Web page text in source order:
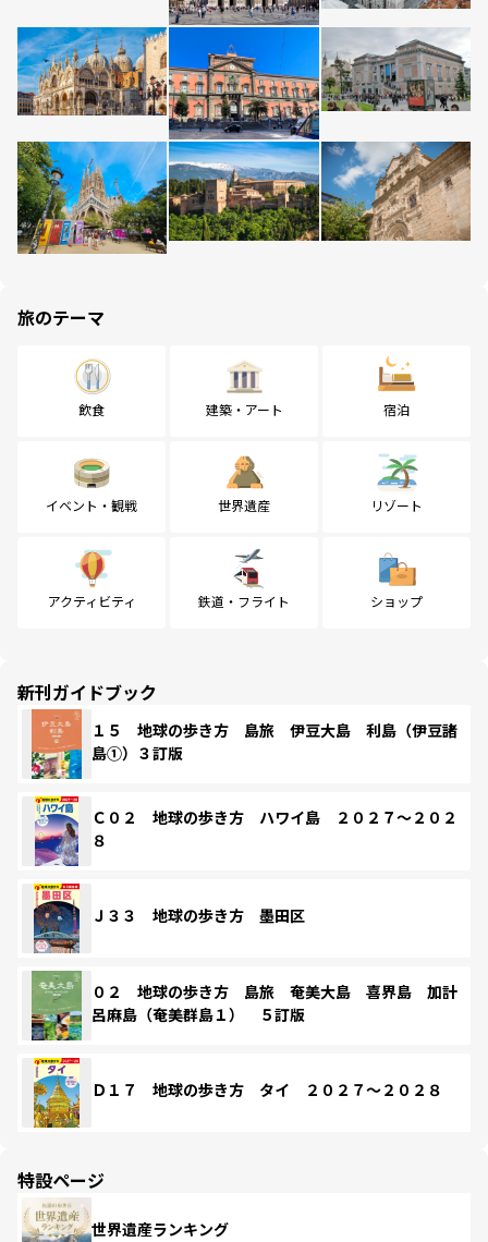
旅のテーマ
飲食 建築・アート 宿泊
イベント・観戦 世界遺産 リゾート
アクティビティ 鉄道・フライト ショップ
新刊ガイドブック
１５ 地球の歩き方 島旅 伊豆大島 利島（伊豆諸
島①）３訂版
Ｃ０２ 地球の歩き方 ハワイ島 ２０２７～２０２
８
Ｊ３３ 地球の歩き方 墨田区
０２ 地球の歩き方 島旅 奄美大島 喜界島 加計
呂麻島（奄美群島１） ５訂版
Ｄ１７ 地球の歩き方 タイ ２０２７～２０２８
特設ページ
世界遺産ランキング